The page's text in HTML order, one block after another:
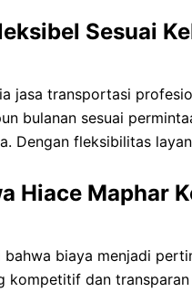
Sesuai
jasa transportasi
bulanan sesuai
Dengan fleksibilitas
Hiace Maphar
bahwa biaya menjadi
kompetitif dan